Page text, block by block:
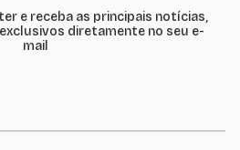
e receba as principais notícias,
diretamente no seu e-
mail